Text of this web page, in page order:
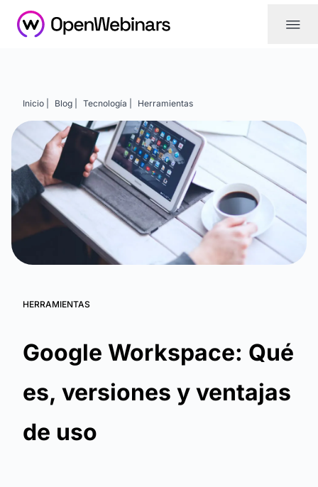
|||
Inicio | Blog | Tecnología | Herramientas
HERRAMIENTAS
Google Workspace: Qué
es, versiones y ventajas
de uso